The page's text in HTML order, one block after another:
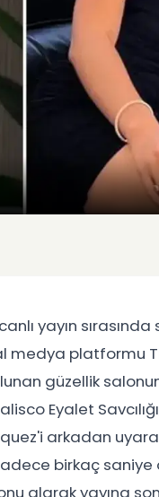
yayın sırasında
medya platformu
güzellik
Eyalet
arkadan
birkaç